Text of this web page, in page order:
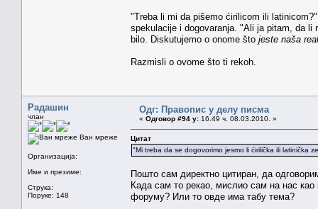
"Treba li mi da pišemo ćirilicom ili
spekulacije i dogovaranja. "Ali ja pitam, da
bilo. Diskutujemo o onome što jeste naša
Razmisli o ovome što ti rekoh.
Радашин
члан
Ван мреже
Организација:
Име и презиме:
Струка:
Поруке: 148
Одг: Правопис у делу писма
« Одговор #94 у: 16.49 ч. 08.03.2010. »
Цитат
"Mi treba da se dogovorimo jesmo li ćirilička ili latinička
Пошто сам директно цитиран, да
Када сам то рекао, мислио сам на нас као
форуму? Или то овде има табу тема?